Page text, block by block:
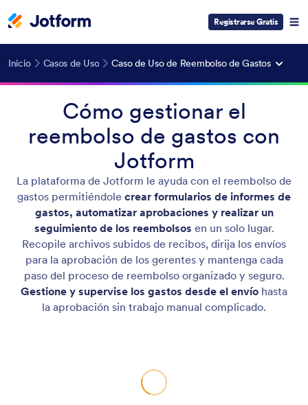
Registrarse Gratis
Inicio Casos de Uso Caso de Uso de Reembolso de Gastos
Cómo gestionar el
reembolso de gastos con
Jotform
La plataforma de Jotform le ayuda con el reembolso de
gastos permitiéndole crear formularios de informes de
gastos, automatizar aprobaciones y realizar un
seguimiento de los reembolsos en un solo lugar.
Recopile archivos subidos de recibos, dirija los envíos
para la aprobación de los gerentes y mantenga cada
paso del proceso de reembolso organizado y seguro.
Gestione y supervise los gastos desde el envío hasta
la aprobación sin trabajo manual complicado.